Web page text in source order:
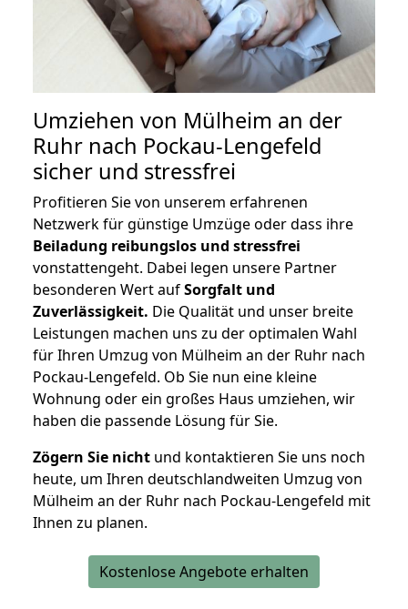
Umziehen von Mülheim an der
Ruhr nach Pockau-Lengefeld
sicher und stressfrei
Profitieren Sie von unserem erfahrenen
Netzwerk für günstige Umzüge oder dass ihre
Beiladung reibungslos und stressfrei
vonstattengeht. Dabei legen unsere Partner
besonderen Wert aufSorgfalt und
Zuverlässigkeit. Die Qualität und unser breite
Leistungen machen uns zu der optimalen Wahl
für Ihren Umzug von Mülheim an der Ruhr nach
Pockau-Lengefeld. Ob Sie nun eine kleine
Wohnung oder ein großes Haus umziehen, wir
haben die passende Lösung für Sie.
Zögern Sie nicht und kontaktieren Sie uns noch
heute, um Ihren deutschlandweiten Umzug von
Mülheim an der Ruhr nach Pockau-Lengefeld mit
Ihnen zu planen.
Kostenlose Angebote erhalten